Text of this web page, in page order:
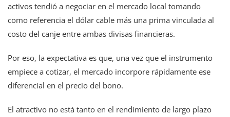
activos tendió a negociar en el mercado local tomando
como referencia el dólar cable más una prima vinculada al
costo del canje entre ambas divisas financieras.
Por eso, la expectativa es que, una vez que el instrumento
empiece a cotizar, el mercado incorpore rápidamente ese
diferencial en el precio del bono.
El atractivo no está tanto en el rendimiento de largo plazo